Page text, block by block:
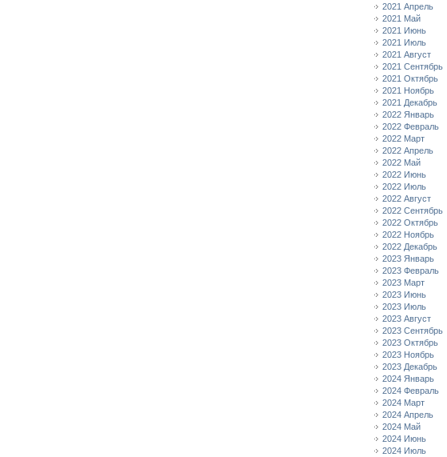
2021 Апрель
2021 Май
2021 Июнь
2021 Июль
2021 Август
2021 Сентябрь
2021 Октябрь
2021 Ноябрь
2021 Декабрь
2022 Январь
2022 Февраль
2022 Март
2022 Апрель
2022 Май
2022 Июнь
2022 Июль
2022 Август
2022 Сентябрь
2022 Октябрь
2022 Ноябрь
2022 Декабрь
2023 Январь
2023 Февраль
2023 Март
2023 Июнь
2023 Июль
2023 Август
2023 Сентябрь
2023 Октябрь
2023 Ноябрь
2023 Декабрь
2024 Январь
2024 Февраль
2024 Март
2024 Апрель
2024 Май
2024 Июнь
2024 Июль